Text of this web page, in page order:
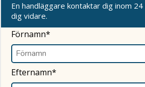
En handläggare kontaktar dig inom
dig vidare.
Förnamn*
Efternamn*